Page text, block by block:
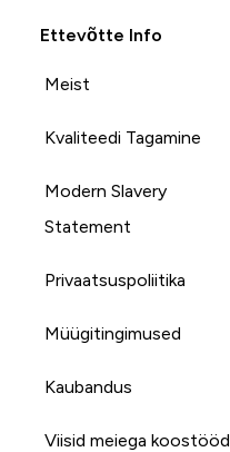
Ettevõtte Info
Meist
Kvaliteedi Tagamine
Modern Slavery
Statement
Privaatsuspoliitika
Müügitingimused
Kaubandus
Viisid meiega koostööd